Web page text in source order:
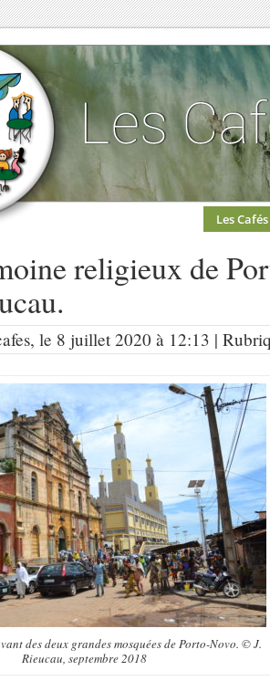
Les Cafés
religieux de
le 8 juillet 2020 à 12:13 |
des deux grandes mosquées de Porto-Novo. © J.
Rieucau, septembre 2018